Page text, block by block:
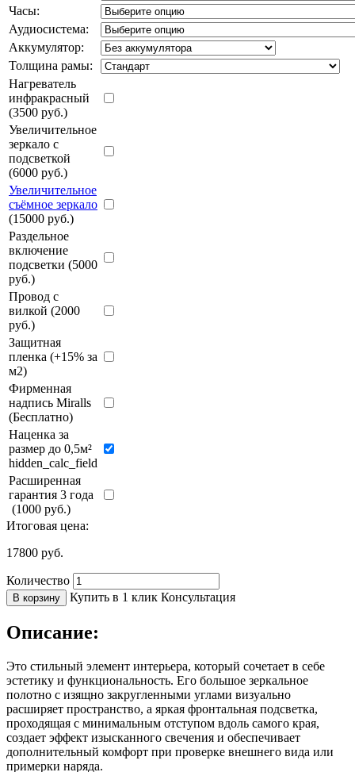
Часы:
Аудиосистема:
Аккумулятор:
Толщина рамы:
Нагреватель
инфракрасный
(3500 руб.)
Увеличительное
зеркало с
подсветкой
(6000 руб.)
Увеличительное
съёмное зеркало
(15000 руб.)
Раздельное
включение
подсветки (5000
руб.)
Провод с
вилкой (2000
руб.)
Защитная
пленка (+15% за
м2)
Фирменная
надпись Miralls
(Бесплатно)
Наценка за
размер до 0,5м²
hidden_calc_field
Расширенная
гарантия 3 года
(1000 руб.)
Итоговая цена:
17800 руб.
Количество
В корзину Купить в 1 клик Консультация
Описание:
Это стильный элемент интерьера, который сочетает в себе
эстетику и функциональность. Его большое зеркальное
полотно с изящно закругленными углами визуально
расширяет пространство, а яркая фронтальная подсветка,
проходящая с минимальным отступом вдоль самого края,
создает эффект изысканного свечения и обеспечивает
дополнительный комфорт при проверке внешнего вида или
примерки наряда.